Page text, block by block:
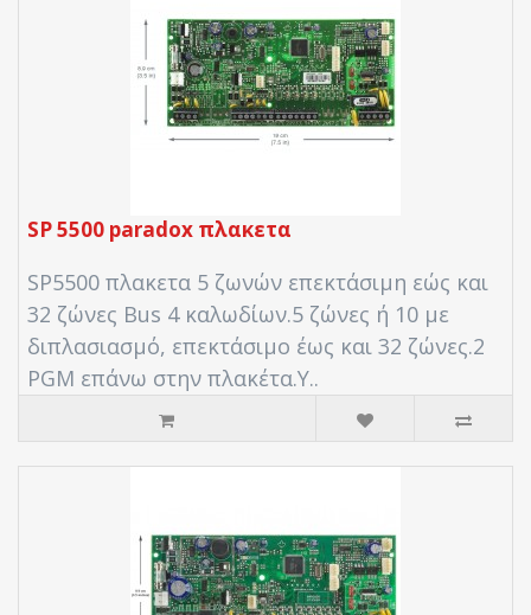
SP 5500 paradox πλακετα
SP5500 πλακετα 5 ζωνών επεκτάσιμη εώς και
32 ζώνες Bus 4 καλωδίων.5 ζώνες ή 10 με
διπλασιασμό, επεκτάσιμο έως και 32 ζώνες.2
PGM επάνω στην πλακέτα.Υ..